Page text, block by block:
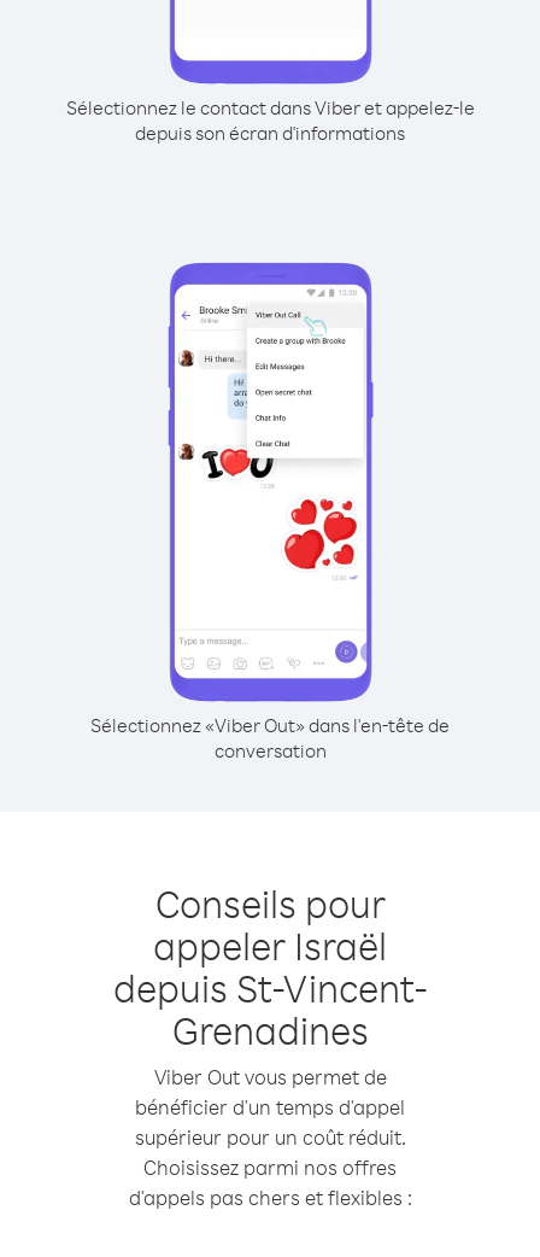
Sélectionnez le contact dans Viber et appelez-le
depuis son écran d'informations
Sélectionnez «Viber Out» dans l'en-tête de
conversation
Conseils pour
appeler Israël
depuis St-Vincent-
Grenadines
Viber Out vous permet de
bénéficier d'un temps d'appel
supérieur pour un coût réduit.
Choisissez parmi nos offres
d'appels pas chers et flexibles :